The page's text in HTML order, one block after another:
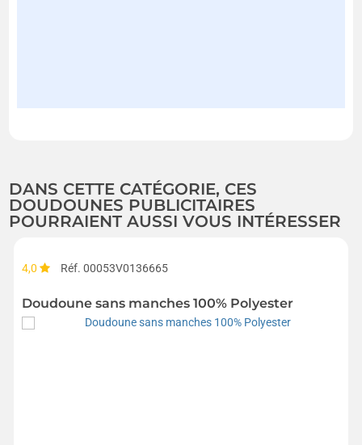
DANS CETTE CATÉGORIE, CES
DOUDOUNES PUBLICITAIRES
POURRAIENT AUSSI VOUS INTÉRESSER
4,0 Réf. 00053V0136665
Doudoune sans manches 100% Polyester